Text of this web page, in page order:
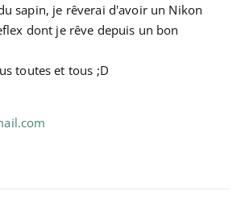
sapin, je rêverai d'avoir un Nikon
dont je rêve depuis un bon
toutes et tous ;D